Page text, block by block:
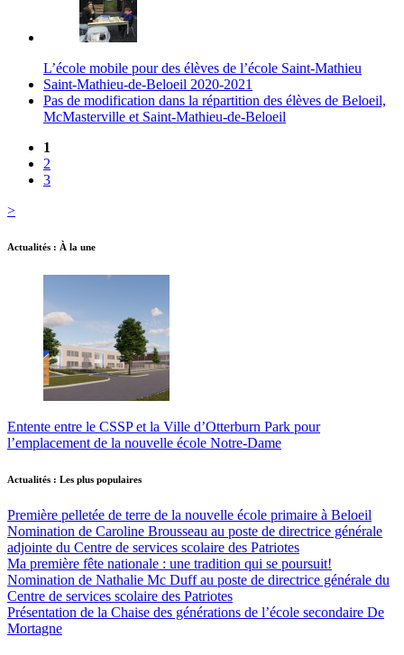
L’école mobile pour des élèves de l’école Saint-Mathieu
Saint-Mathieu-de-Beloeil 2020-2021
Pas de modification dans la répartition des élèves de Beloeil,
McMasterville et Saint-Mathieu-de-Beloeil
1
2
3
>
Actualités : À la une
Entente entre le CSSP et la Ville d’Otterburn Park pour
l’emplacement de la nouvelle école Notre-Dame
Actualités : Les plus populaires
Première pelletée de terre de la nouvelle école primaire à Beloeil
Nomination de Caroline Brousseau au poste de directrice générale
adjointe du Centre de services scolaire des Patriotes
Ma première fête nationale : une tradition qui se poursuit!
Nomination de Nathalie Mc Duff au poste de directrice générale du
Centre de services scolaire des Patriotes
Présentation de la Chaise des générations de l’école secondaire De
Mortagne